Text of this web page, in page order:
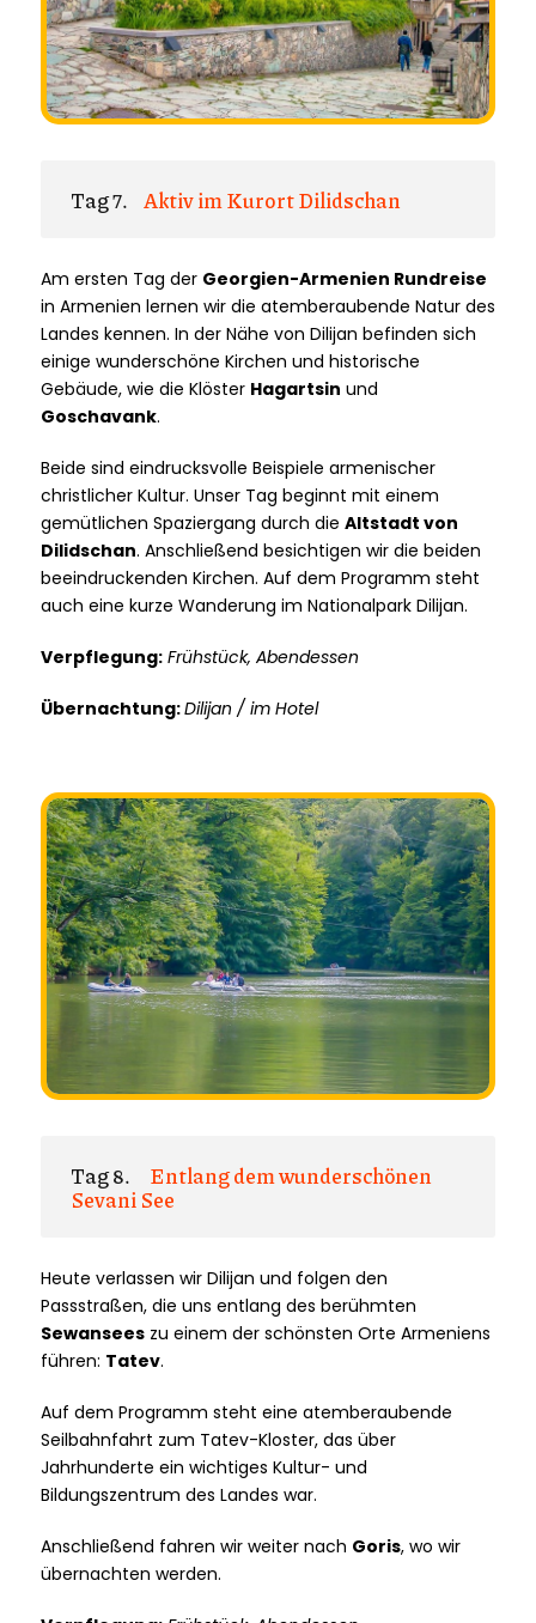
Tag 7. Aktiv im Kurort Dilidschan
Am ersten Tag der Georgien-Armenien Rundreise
in Armenien lernen wir die atemberaubende Natur des
Landes kennen. In der Nähe von Dilijan befinden sich
einige wunderschöne Kirchen und historische
Gebäude, wie die Klöster Hagartsin und
Goschavank.
Beide sind eindrucksvolle Beispiele armenischer
christlicher Kultur. Unser Tag beginnt mit einem
gemütlichen Spaziergang durch die Altstadt von
Dilidschan. Anschließend besichtigen wir die beiden
beeindruckenden Kirchen. Auf dem Programm steht
auch eine kurze Wanderung im Nationalpark Dilijan.
Verpflegung: Frühstück, Abendessen
Übernachtung:Dilijan / im Hotel
Tag 8.
Entlang dem wunderschönen
Sevani See
Heute verlassen wir Dilijan und folgen den
Passstraßen, die uns entlang des berühmten
Sewansees zu einem der schönsten Orte Armeniens
führen: Tatev.
Auf dem Programm steht eine atemberaubende
Seilbahnfahrt zum Tatev-Kloster, das über
Jahrhunderte ein wichtiges Kultur- und
Bildungszentrum des Landes war.
Anschließend fahren wir weiter nach Goris, wo wir
übernachten werden.